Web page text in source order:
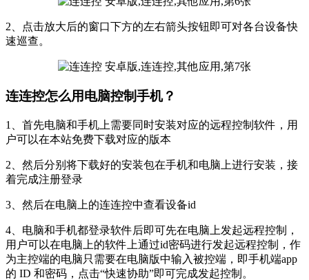
2、点击放大后的窗口下方的左右箭头按钮即可对各台设备快
速巡查。
连连控怎么用电脑控制手机？
1、首先电脑和手机上需要同时安装对应的远程控制软件，用
户可以在本站免费下载对应的版本
2、然后分别将下载好的安装包在手机和电脑上进行安装，接
着完成注册登录
3、然后在电脑上的连连控中查看设备id
4、电脑和手机都登录软件后即可先在电脑上发起远程控制，
用户可以在电脑上的软件上通过id密码进行发起远程控制，作
为主控端的电脑只需要在电脑版中输入被控端，即手机端app
的 ID 和密码，点击“快速协助”即可完成发起控制。